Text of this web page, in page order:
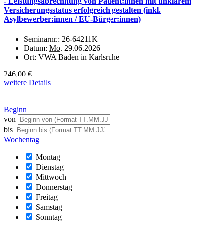
Versicherungsstatus erfolgreich gestalten (inkl.
Asylbewerber:innen / EU-Bürger:innen)
Seminarnr.: 26-64211K
Datum: Mo. 29.06.2026
Ort: VWA Baden in Karlsruhe
246,00 €
weitere Details
Beginn
von
bis
Wochentag
Montag
Dienstag
Mittwoch
Donnerstag
Freitag
Samstag
Sonntag